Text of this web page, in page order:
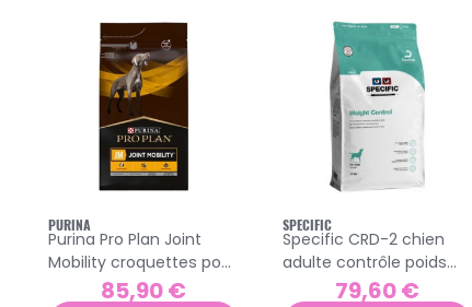
PURINA
Purina Pro Plan Joint
Mobility croquettes pour
chien 12kg85,90 €
SPECIFIC
Specific CRD-2 chien
adulte contrôle poids
croquettes 12kg
79,60 €